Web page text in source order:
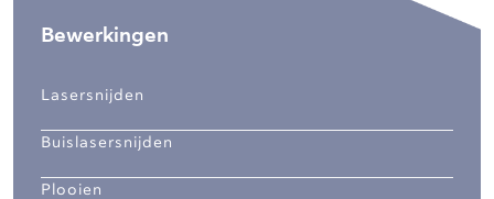
Bewerkingen
Lasersnijden
Buislasersnijden
Plooien